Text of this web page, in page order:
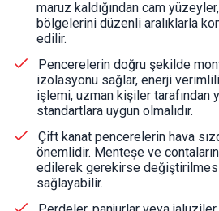
maruz kaldığından cam
bölgelerini düzenli aralıklarla
edilir.
Pencerelerin doğru şekilde
izolasyonu sağlar, enerji
işlemi, uzman kişiler tarafından
standartlara uygun olmalıdır.
Çift kanat pencerelerin hava
önemlidir. Menteşe ve
edilerek gerekirse
sağlayabilir.